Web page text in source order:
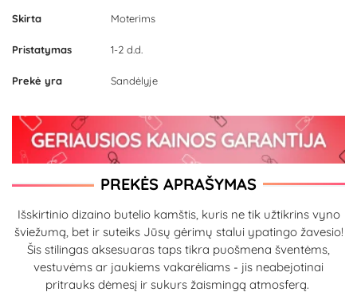
Skirta Moterims
Pristatymas 1-2 d.d.
Prekė yra Sandėlyje
PREKĖS APRAŠYMAS
Išskirtinio dizaino butelio kamštis, kuris ne tik užtikrins vyno
šviežumą, bet ir suteiks Jūsų gėrimų stalui ypatingo žavesio!
Šis stilingas aksesuaras taps tikra puošmena šventėms,
vestuvėms ar jaukiems vakarėliams - jis neabejotinai
pritrauks dėmesį ir sukurs žaismingą atmosferą.